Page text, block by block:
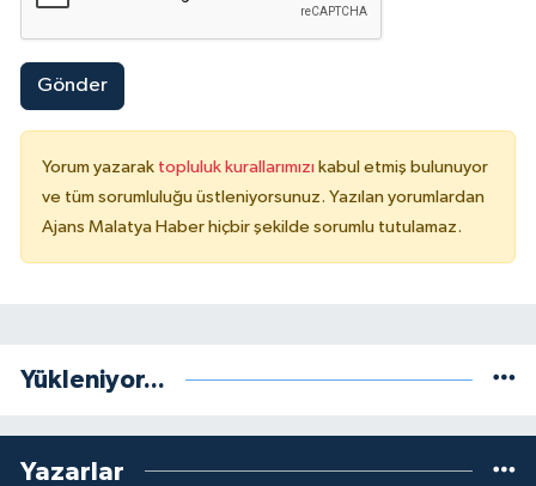
Gönder
Yorum yazarak topluluk kurallarımızı kabul etmiş bulunuyor
ve tüm sorumluluğu üstleniyorsunuz. Yazılan yorumlardan
Ajans Malatya Haber hiçbir şekilde sorumlu tutulamaz.
Yükleniyor...
Yazarlar